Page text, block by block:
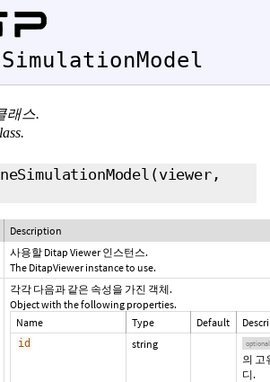
래스.
(viewer,
Description
사용할 Ditap Viewer 인스턴스.
The DitapViewer instance to use.
각각 다음과 같은 속성을 가진 객체.
Object with the following properties.
Name
Type Default
id string optional
의 고
디.